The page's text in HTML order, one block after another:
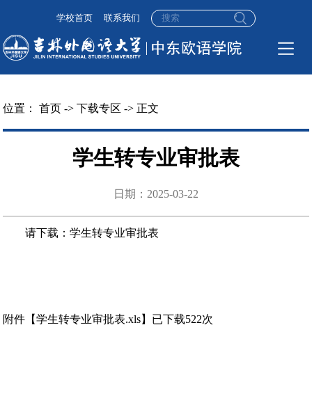
学校首页 联系我们
位置：首页 ->下载专区 -> 正文
学生转专业审批表
日期：2025-03-22
请下载：学生转专业审批表
附件【学生转专业审批表.xls】已下载522次